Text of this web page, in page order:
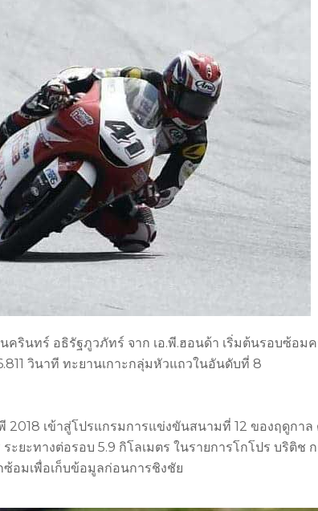
รินทร์ อธิรัฐภูวภัทร์ จาก เอ.พี.ฮอนด้า เริ่มต้นรอบซ้อม
วินาที ทะยานเกาะกลุ่มหัวแถวในอันดับที่ 8
เข้าสู่โปรแกรมการแข่งขันสนามที่ 12 ของฤดูกาล
ยะทางต่อรอบ 5.9 กิโลเมตร ในรายการโกโปร บริติช
อมเพื่อเก็บข้อมูลก่อนการชิงชัย